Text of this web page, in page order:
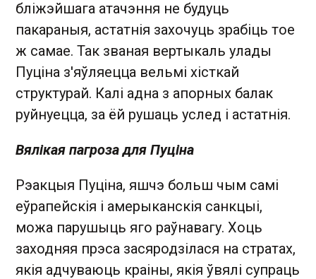
бліжэйшага атачэння не будуць
пакараныя, астатнія захочуць зрабіць тое
ж самае. Так званая вертыкаль улады
Пуціна з'яўляецца вельмі хісткай
структурай. Калі адна з апорных балак
руйнуецца, за ёй рушаць услед і астатнія.
Вялікая пагроза для Пуціна
Рэакцыя Пуціна, яшчэ больш чым самі
еўрапейскія і амерыканскія санкцыі,
можа парушыць яго раўнавагу. Хоць
заходняя прэса засяродзілася на стратах,
якія адчуваюць краіны, якія ўвялі супраць